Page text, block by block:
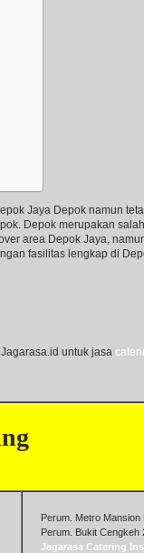
Jaya Depok namun
Depok merupakan
area Depok Jaya,
fasilitas lengkap di
untuk jasa
Perum. Metro
Perum. Bukit Cengkeh
Jagarasa Catering